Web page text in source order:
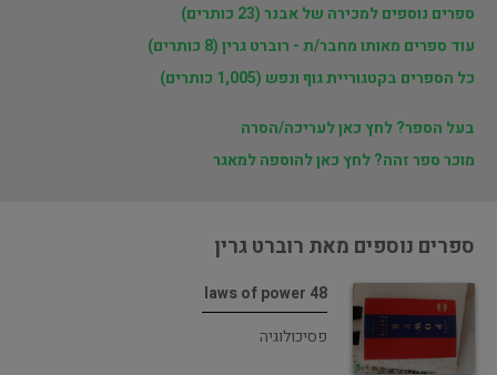
ספרים נוספים למכירה של אבנר (23 כותרים)
עוד ספרים מאותו מחבר/ת - רוברט גרין (8 כותרים)
כל הספרים בקטגוריית גוף ונפש (1,005 כותרים)
בעל הספר? לחץ כאן לעריכה/הסרה
מוכר ספר זהה? לחץ כאן להוספה למאגר
ספרים נוספים מאת רוברט גרין
48 laws of power
פסיכולוגיה